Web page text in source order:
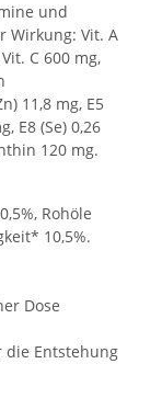
und
Wirkung: Vit. A
C 600 mg,
11,8 mg, E5
E8 (Se) 0,26
120 mg.
Rohöle
10,5%.
Dose
die Entstehung